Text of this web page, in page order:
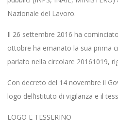
Nazionale del Lavoro.
Il 26 settembre 2016 ha
ottobre ha emanato la sua prima
parlato nella circolare 20161019,
Con decreto del 14 novembre il
logo dell’istituto di vigilanza e il
LOGO E TESSERINO